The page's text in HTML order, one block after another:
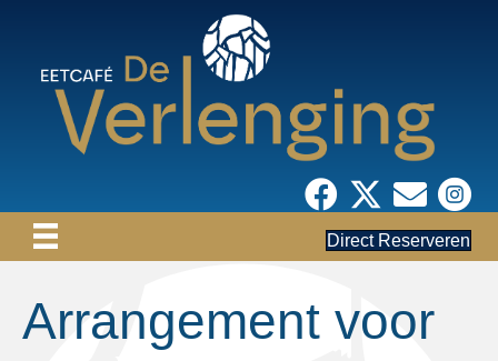
Direct Reserveren
Arrangement voor